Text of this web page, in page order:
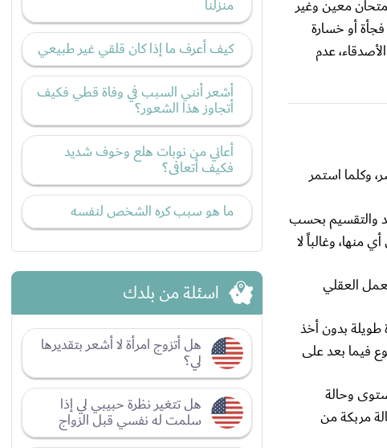
معين وغير
أو خسارة
عدم
وكلما استمر
والتقسيم بحسب
وغالباً لا
العقلي
طويلة بدون أخذ
فيما بعد على
وحالة
مربكة من
منزلنا
كيف أعرف ما إذا كان قلقي غير طبيعي
أشعر أنني السبب في وفاة قطي فكيف
أتجاوز هذا الشعور؟
أعاني من نوبات هلع وخوف شديد
فكيف أتعافى؟
ما هو سبب كره الشخص لنفسه
اسئلة من بلدك
هل أتزوج امرأة لا أشعر بتقديرها
لي؟
هل تتغير نظرة حبيبي لي إذا
سلمت له نفسي قبل الزواج